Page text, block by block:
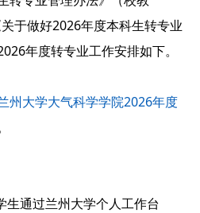
于做好2026年度本科生转专业
年度转专业工作安排如下。
兰州大学大气科学学院2026年度
生通过兰州大学个人工作台